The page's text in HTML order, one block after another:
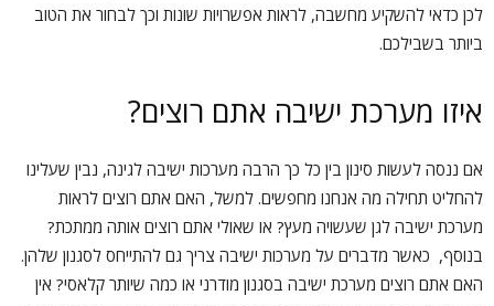
לכן כדאי להשקיע מחשבה, לראות אפשרויות שונות וכך לבחור את הטוב
ביותר בשבילכם.
איזו מערכת ישיבה אתם רוצים?
אם ננסה לעשות סינון בין כל כך הרבה מערכות ישיבה לגינה, נבין שעלינו
להחליט תחילה מה אנחנו מחפשים. למשל, האם אתם רוצים לראות
מערכת ישיבה לגן שעשויה מעץ? או שאולי אתם רוצים אותה ממתכת?
בנוסף, כאשר מדברים על מערכות ישיבה צריך גם להתייחס לסגנון שלהן.
האם אתם רוצים מערכת ישיבה בסגנון מודרני או כמה שיותר קלאסי? אין